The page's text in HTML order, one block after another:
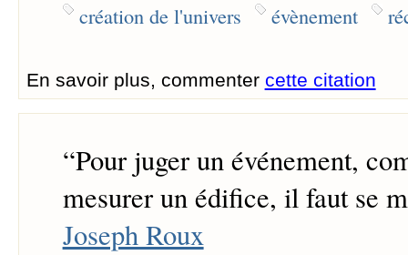
création de l'univers évènement
En savoir plus, commenter cette citation
“Pour juger un événement,
mesurer un édifice, il faut se
Joseph Roux